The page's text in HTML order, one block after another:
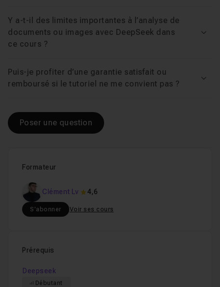
qualité-coût. Vous voyez comment l'utiliser comme
copilote sur Excel (formules complexes, VBA),
vérifiable. Le cours reste honnête sur les limites de
À qui s'adresse ce tuto DeepSeek
simples curieux : aucune compétence préalable n'est
requise.
Pour explorer d'autres modèles et usages, parcourez
l'ensemble des cours du channel
Formateur
Clément Lv 4,6
S'abonner Voir ses cours
Prérequis
Deepseek
Débutant
Y a-t-il des limites importantes à l’analyse de
documents ou images avec DeepSeek dans
ce cours ?
Puis-je profiter d’une garantie satisfait ou
remboursé si le tutoriel ne me convient pas ?
Poser une question